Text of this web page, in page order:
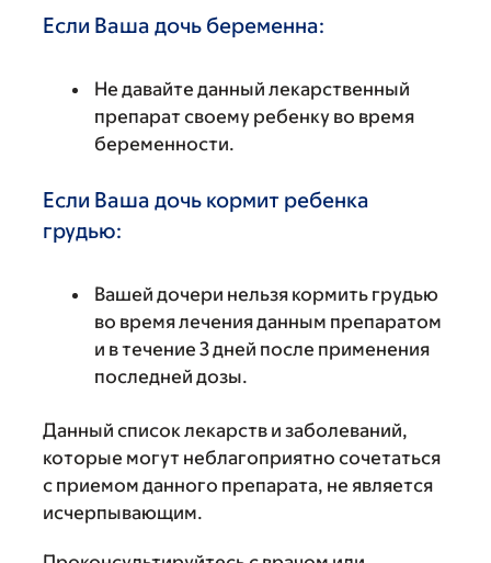
Если Ваша дочь беременна:
Не давайте данный лекарственный
препарат своему ребенку во время
беременности.
Если Ваша дочь кормит ребенка
грудью:
Вашей дочери нельзя кормить грудью
во время лечения данным препаратом
и в течение 3 дней после применения
последней дозы.
Данный список лекарств и заболеваний,
которые могут неблагоприятно сочетаться
с приемом данного препарата, не является
исчерпывающим.